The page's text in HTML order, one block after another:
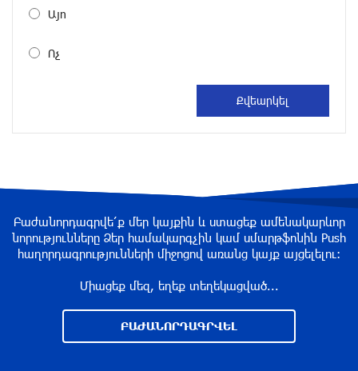
избежать энергодефицита в Армении: Алексей
около одного месяца назад
На автодороге Ереван-Севан произошел
около одного месяца назад
Оппозиция Грузии отказалась от мандатов и
Այո
Ոչ
Բաժանորդագրվե՛ք մեր կայքին և ստացեք ամենակարևոր
նորությունները Ձեր համակարգչին կամ սմարթֆոնին Push
հաղորդագրությունների միջոցով առանց կայք այցելելու։
Միացեք մեզ, եղեք տեղեկացված...
ԲԱԺԱՆՈՐԴԱԳՐՎԵԼ